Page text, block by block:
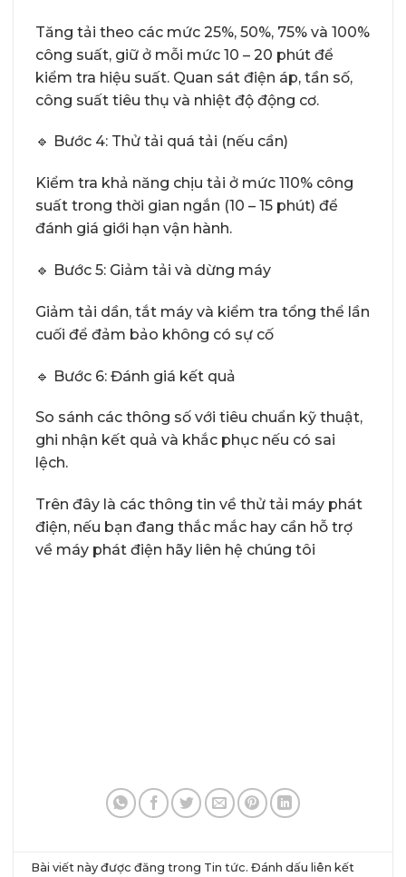
Tăng tải theo các mức 25%, 50%, 75% và 100%
công suất, giữ ở mỗi mức 10 – 20 phút để
kiểm tra hiệu suất. Quan sát điện áp, tần số,
công suất tiêu thụ và nhiệt độ động cơ.
🔹 Bước 4: Thử tải quá tải (nếu cần)
Kiểm tra khả năng chịu tải ở mức 110% công
suất trong thời gian ngắn (10 – 15 phút) để
đánh giá giới hạn vận hành.
🔹 Bước 5: Giảm tải và dừng máy
Giảm tải dần, tắt máy và kiểm tra tổng thể lần
cuối để đảm bảo không có sự cố
🔹 Bước 6: Đánh giá kết quả
So sánh các thông số với tiêu chuẩn kỹ thuật,
ghi nhận kết quả và khắc phục nếu có sai
lệch.
Trên đây là các thông tin về thử tải máy phát
điện, nếu bạn đang thắc mắc hay cần hỗ trợ
về máy phát điện hãy liên hệ chúng tôi
Bài viết này được đăng trong Tin tức. Đánh dấuliên kết